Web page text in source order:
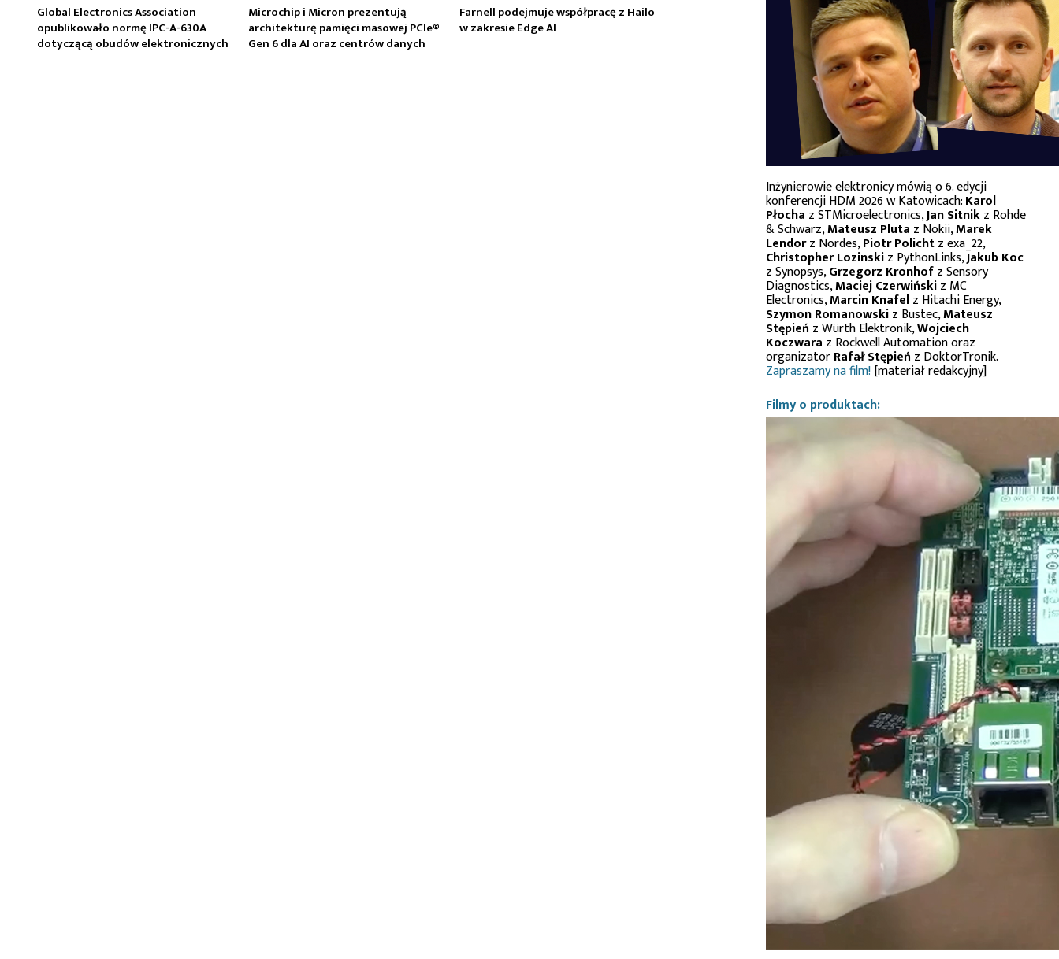
Global Electronics Association
opublikowało normę IPC-A-630A
dotyczącą obudów elektronicznych
Microchip i Micron prezentują
architekturę pamięci masowej PCIe®
Gen 6 dla AI oraz centrów danych
Farnell podejmuje współpracę z Hailo
w zakresie Edge AI
Inżynierowie elektronicy mówią o 6. edycji
konferencji HDM 2026 w Katowicach:Karol
Płocha z STMicroelectronics,Jan Sitnikz Rohde
& Schwarz,Mateusz Pluta z Nokii,Marek
Lendorz Nordes,Piotr Polichtz exa_22,
Christopher Lozinskiz PythonLinks,Jakub Koc
z Synopsys,Grzegorz Kronhofz Sensory
Diagnostics,Maciej Czerwińskiz MC
Electronics,Marcin Knafelz Hitachi Energy,
Szymon Romanowskiz Bustec,Mateusz
Stępień z Würth Elektronik,Wojciech
Koczwara z Rockwell Automation oraz
organizatorRafał Stępień z DoktorTronik.
Zapraszamy na film![materiał redakcyjny]
Filmy o produktach: